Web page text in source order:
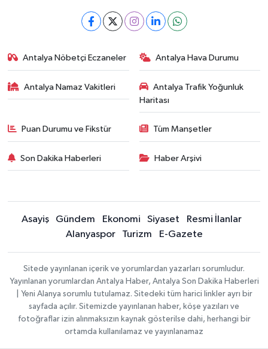
Antalya Nöbetçi Eczaneler Antalya Hava Durumu
Antalya Namaz Vakitleri
Antalya Trafik Yoğunluk
Haritası
Puan Durumu ve Fikstür Tüm Manşetler
Son Dakika Haberleri Haber Arşivi
Asayiş Gündem Ekonomi Siyaset
Resmi İlanlar
Alanyaspor
Turizm E-Gazete
Sitede yayınlanan içerik ve yorumlardan yazarları sorumludur.
Yayınlanan yorumlardan Antalya Haber, Antalya Son Dakika Haberleri
| Yeni Alanya sorumlu tutulamaz. Sitedeki tüm harici linkler ayrı bir
sayfada açılır. Sitemizde yayınlanan haber, köşe yazıları ve
fotoğraflar izin alınmaksızın kaynak gösterilse dahi, herhangi bir
ortamda kullanılamaz ve yayınlanamaz